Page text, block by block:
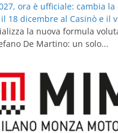
ora è ufficiale: cambia la
18 dicembre al Casinò e il
la nuova formula
De Martino: un solo...